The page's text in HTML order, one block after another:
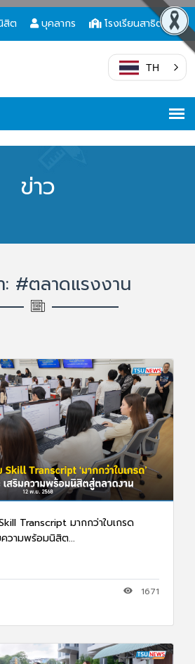
สิต บุคลากร โรงเรียนสาธิต
TH
ข่าว
: #ตลาดแรงงาน
Transcript มากกว่าใบเกรด
วามพร้อมนิสิต...
1671